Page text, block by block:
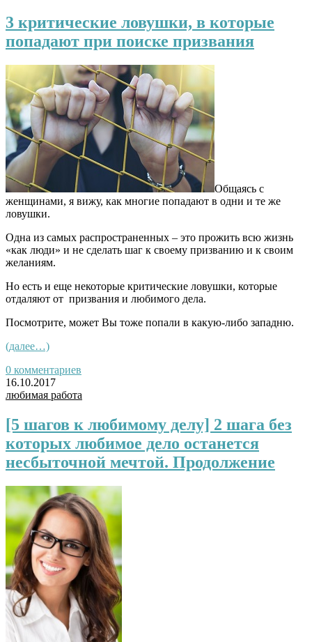
3 критические ловушки, в которые
попадают при поиске призвания
Общаясь с
женщинами, я вижу, как многие попадают в одни и те же
ловушки.
Одна из самых распространенных – это прожить всю жизнь
«как люди» и не сделать шаг к своему призванию и к своим
желаниям.
Но есть и еще некоторые критические ловушки, которые
отдаляют от призвания и любимого дела.
Посмотрите, может Вы тоже попали в какую-либо западню.
(далее…)
0 комментариев
16.10.2017
любимая работа
[5 шагов к любимому делу] 2 шага без
которых любимое дело останется
несбыточной мечтой. Продолжение